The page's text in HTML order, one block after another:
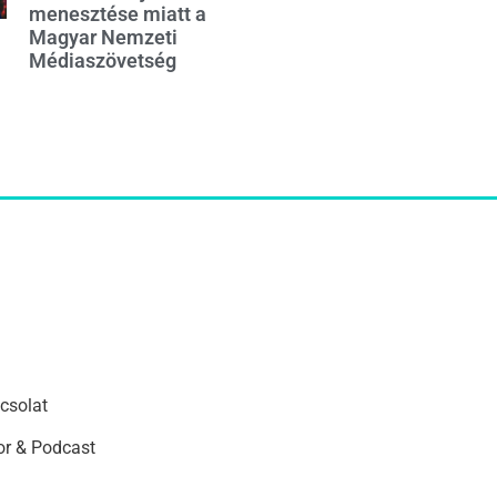
menesztése miatt a
Magyar Nemzeti
Médiaszövetség
& Podcast